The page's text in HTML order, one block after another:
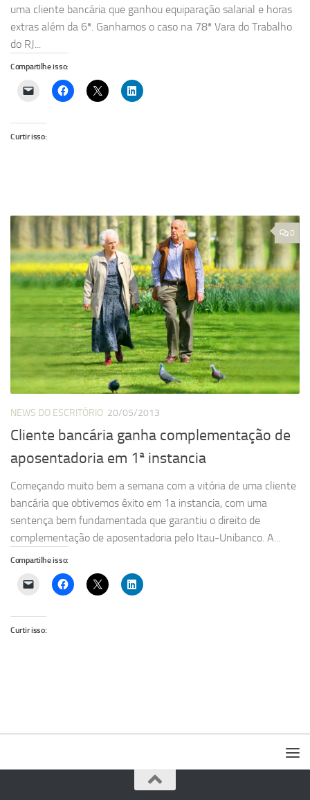
uma cliente bancária que ganhou equiparação salarial e horas
extras além da 6ª. Ganhamos o caso na 78ª Vara do Trabalho
do RJ...
Compartilhe isso:
Curtir isso:
0
NEWS DO ESCRITÓRIO 20/05/2013
Cliente bancária ganha complementação de
aposentadoria em 1ª instancia
Começando muito bem a semana com a vitória de uma cliente
bancária que obtivemos êxito em 1a instancia, com uma
sentença bem fundamentada que garantiu o direito de
complementação de aposentadoria pelo Itau-Unibanco. A...
Compartilhe isso:
Curtir isso: